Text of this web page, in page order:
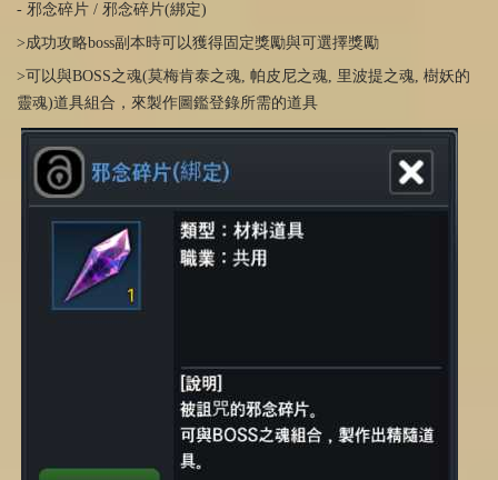
- 邪念碎片 / 邪念碎片(綁定)
>成功攻略boss副本時可以獲得固定獎勵與可選擇獎勵
>可以與BOSS之魂(莫梅肯泰之魂, 帕皮尼之魂, 里波提之魂, 樹妖的
靈魂)道具組合，來製作圖鑑登錄所需的道具